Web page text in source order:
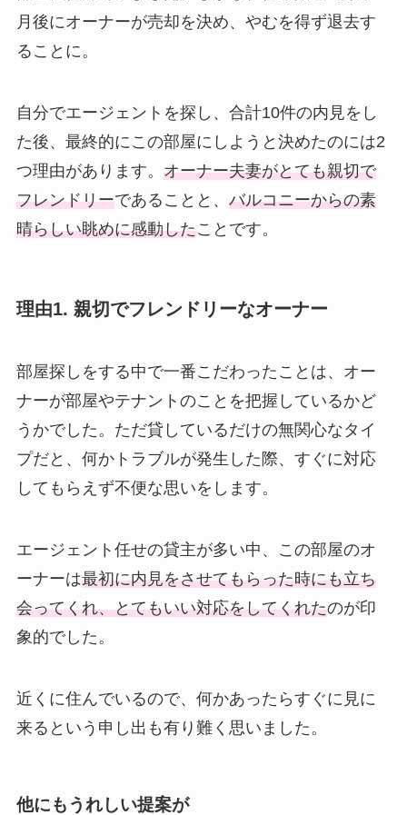
月後にオーナーが売却を決め、やむを得ず退去す
ることに。
自分でエージェントを探し、合計10件の内見をし
た後、最終的にこの部屋にしようと決めたのには2
つ理由があります。 オーナー夫妻がとても親切で
フレンドリーであることと、 バルコニーからの素
晴らしい眺めに感動したことです。
理由1. 親切でフレンドリーなオーナー
部屋探しをする中で一番こだわったことは、オー
ナーが部屋やテナントのことを把握しているかど
うかでした。ただ貸しているだけの無関心なタイ
プだと、何かトラブルが発生した際、すぐに対応
してもらえず不便な思いをします。
エージェント任せの貸主が多い中、この部屋のオ
ーナーは最初に内見をさせてもらった時にも立ち
会ってくれ、とてもいい対応をしてくれたのが印
象的でした。
近くに住んでいるので、何かあったらすぐに見に
来るという申し出も有り難く思いました。
他にもうれしい提案が